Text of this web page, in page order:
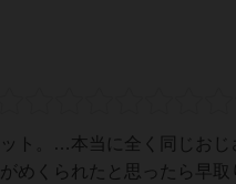
ト。…本当に全く同じおじ
めくられたと思ったら早